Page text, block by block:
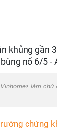
làm chủ
chứng